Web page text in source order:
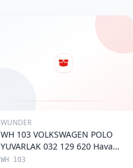
WUNDER
WH 103 VOLKSWAGEN POLO
YUVARLAK 032 129 620 Hava
Filtresi
WH 103